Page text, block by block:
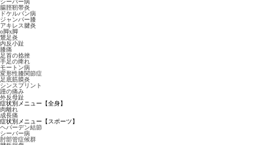
シーバー病
腸脛靭帯炎
ドケルバン病
ジャンパー膝
アキレス腱炎
o脚x脚
鵞足炎
内反小趾
膝痛
足首の捻挫
手足の痺れ
モートン病
変形性膝関節症
足底筋膜炎
シンスプリント
踵の痛み
外反母趾
症状別メニュー【全身】
肉離れ
成長痛
症状別メニュー【スポーツ】
ヘバーデン結節
シーバー病
肘部管症候群